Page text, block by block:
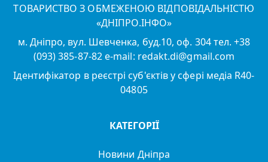
ТОВАРИСТВО З ОБМЕЖЕНОЮ ВІДПОВІДАЛЬНІСТЮ
«ДНІПРО.ІНФО»
м. Дніпро, вул. Шевченка, буд.10, оф. 304 тел. +38
(093) 385-87-82 e-mail: redakt.di@gmail.com
Ідентифікатор в реєстрі суб'єктів у сфері медіа R40-
04805
КАТЕГОРІЇ
Новини Дніпра